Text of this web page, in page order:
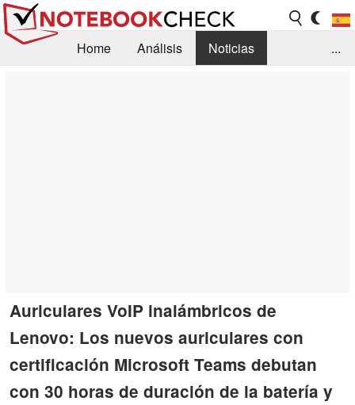
Home Análisis
Noticias
...
Auriculares VoIP inalámbricos de
Lenovo: Los nuevos auriculares con
certificación Microsoft Teams debutan
con 30 horas de duración de la batería y